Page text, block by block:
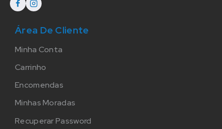
Área De Cliente
Minha Conta
Carrinho
Encomendas
Minhas Moradas
Recuperar Password